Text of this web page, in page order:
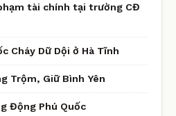
tài chính tại trường CĐ
Cháy Dữ Dội ở Hà Tĩnh
Trộm, Giữ Bình Yên
Động Phú Quốc